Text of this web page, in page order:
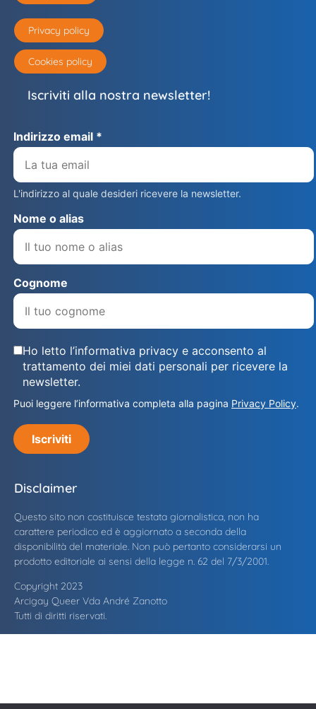
Privacy policy
Cookies policy
Iscriviti alla nostra newsletter!
Indirizzo email *
L'indirizzo al quale desideri ricevere la newsletter.
Nome o alias
Cognome
Ho letto l’informativa privacy e acconsento al
trattamento dei miei dati personali per ricevere la
newsletter.
Puoi leggere l’informativa completa alla pagina Privacy Policy.
Iscriviti
Disclaimer
Questo sito non costituisce testata giornalistica, non ha
carattere periodico ed è aggiornato a seconda della
disponibilità del materiale. Non può pertanto considerarsi un
prodotto editoriale ai sensi della legge n. 62 del 7/3/2001.
Copyright 2023
Arcigay Queer Vda André Zanotto
Tutti di diritti riservati.